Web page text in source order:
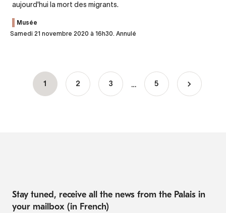
aujourd'hui la mort des migrants.
Musée
Samedi 21 novembre 2020 à 16h30. Annulé
Pagination
Current
1 Page
2 Page
3 … 5
Stay tuned, receive all the news from the Palais in
your mailbox (in French)